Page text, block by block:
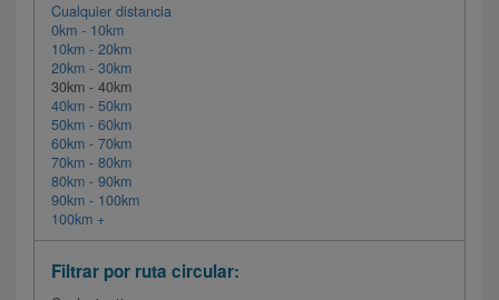
Cualquier distancia
0km - 10km
10km - 20km
20km - 30km
30km - 40km
40km - 50km
50km - 60km
60km - 70km
70km - 80km
80km - 90km
90km - 100km
100km +
Filtrar por ruta circular: